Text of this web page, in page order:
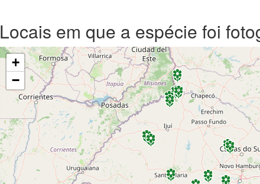
Locais em que a espécie foi
+
−